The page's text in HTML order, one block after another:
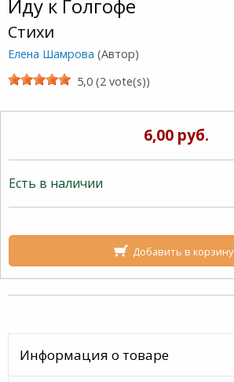
Иду к Голгофе
Стихи
Елена Шамрова (Автор)
5,0 (2 vote(s))
6,00 руб.
Есть в наличии
Добавить в корзину
Информация о товаре